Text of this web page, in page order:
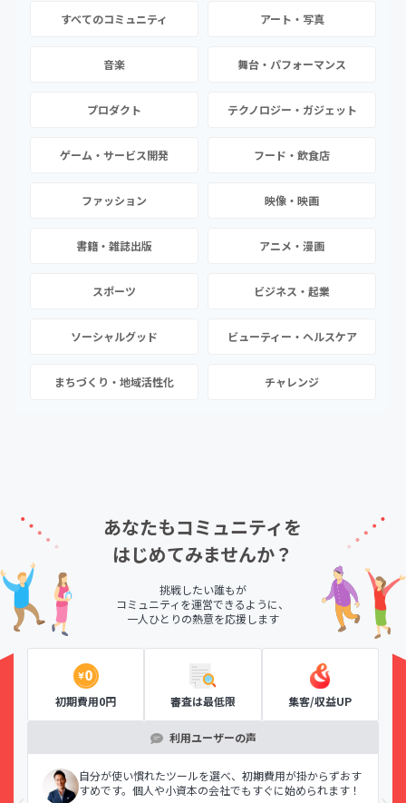
すべてのコミュニティ アート・写真
音楽 舞台・パフォーマンス
プロダクト テクノロジー・ガジェット
ゲーム・サービス開発 フード・飲食店
ファッション 映像・映画
書籍・雑誌出版 アニメ・漫画
スポーツ ビジネス・起業
ソーシャルグッド ビューティー・ヘルスケア
まちづくり・地域活性化 チャレンジ
あなたもコミュニティを
はじめてみませんか？
挑戦したい誰もが
コミュニティを運営できるように、
一人ひとりの熱意を応援します
初期費用0円 審査は最低限 集客/収益UP
利用ユーザーの声
自分が使い慣れたツールを選べ、初期費用が掛からずおす
すめです。個人や小資本の会社でもすぐに始められます！